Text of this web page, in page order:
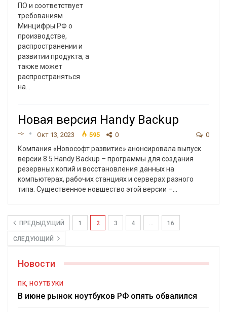
ПО и соответствует
требованиям
Минцифры РФ о
производстве,
распространении и
развитии продукта, а
также может
распространяться
на
Новая версия Handy Backup
--> Окт 13, 2023 595 0 0
Компания «Новософт развитие» анонсировала выпуск
версии 8.5 Handy Backup – программы для создания
резервных копий и восстановления данных на
компьютерах, рабочих станциях и серверах разного
типа. Существенное новшество этой версии –
ПРЕДЫДУЩИЙ 1 2 3 4 16
СЛЕДУЮЩИЙ
Новости
ПК, НОУТБУКИ
В июне рынок ноутбуков РФ опять обвалился